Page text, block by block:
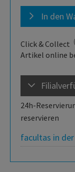
In den
Click & Collect
Artikel online
24h-
reservieren
facultas in